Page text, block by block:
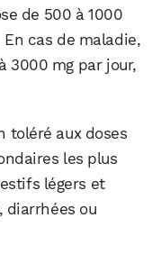
de 500 à 1000
cas de maladie,
3000 mg par jour,
toléré aux doses
les plus
légers et
diarrhées ou